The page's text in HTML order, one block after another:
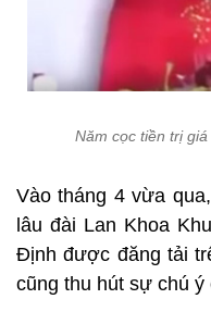
Năm cọc tiền trị
Vào tháng 4 vừa
lâu đài Lan Khoa
Định được đăng tải
cũng thu hút sự chú